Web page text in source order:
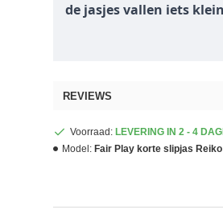
de jasjes vallen iets
REVIEWS
Voorraad: LEVERING IN 2 - 4
Model: Fair Play korte slipjas Reiko